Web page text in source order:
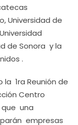
Universidad de
de Sonora y la
.
1ra Reunión de
Centro
que una
empresas